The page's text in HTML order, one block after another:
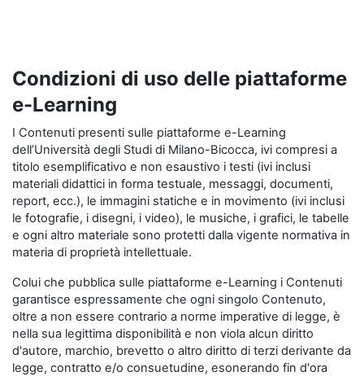
Condizioni di uso delle piattaforme
e-Learning
I Contenuti presenti sulle piattaforme e-Learning
dell’Università degli Studi di Milano-Bicocca, ivi compresi a
titolo esemplificativo e non esaustivo i testi (ivi inclusi
materiali didattici in forma testuale, messaggi, documenti,
report, ecc.), le immagini statiche e in movimento (ivi inclusi
le fotografie, i disegni, i video), le musiche, i grafici, le tabelle
e ogni altro materiale sono protetti dalla vigente normativa in
materia di proprietà intellettuale.
Colui che pubblica sulle piattaforme e-Learning i Contenuti
garantisce espressamente che ogni singolo Contenuto,
oltre a non essere contrario a norme imperative di legge, è
nella sua legittima disponibilità e non viola alcun diritto
d'autore, marchio, brevetto o altro diritto di terzi derivante da
legge, contratto e/o consuetudine, esonerando fin d'ora